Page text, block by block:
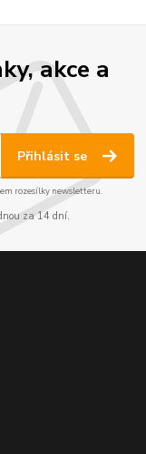
akce a
Přihlásit se
rozesílky newsletteru.
za 14 dní.